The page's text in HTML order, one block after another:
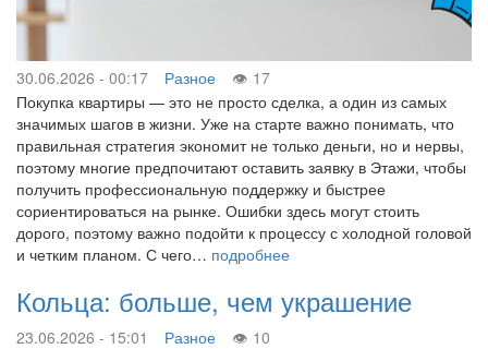
30.06.2026 - 00:17 Разное
17
Покупка квартиры — это не просто сделка, а один из самых
значимых шагов в жизни. Уже на старте важно понимать, что
правильная стратегия экономит не только деньги, но и нервы,
поэтому многие предпочитают оставить заявку в Этажи, чтобы
получить профессиональную поддержку и быстрее
сориентироваться на рынке. Ошибки здесь могут стоить
дорого, поэтому важно подойти к процессу с холодной головой
и четким планом. С чего… подробнее
Кольца: больше, чем украшение
23.06.2026 - 15:01 Разное
10